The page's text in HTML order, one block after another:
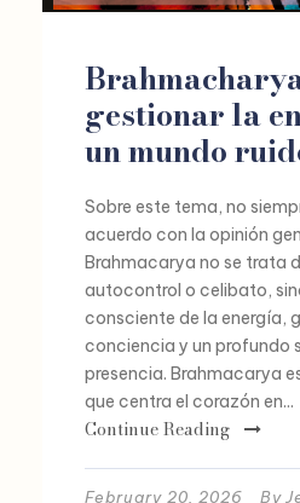
gestionar la
un mundo
Sobre este tema, no
acuerdo con la opinión
Brahmacarya no se trata
autocontrol o celibato,
consciente de la energía,
conciencia y un profundo
presencia. Brahmacarya
que centra el corazón en...
Continue Reading
February 20, 2026 By